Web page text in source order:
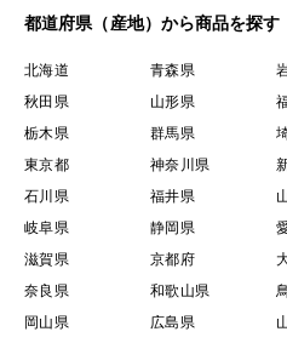
都道府県（産地）から商品を探す
北海道 青森県
秋田県
山形県
栃木県
群馬県
東京都
神奈川県
石川県
福井県
岐阜県
静岡県
滋賀県
京都府
奈良県
和歌山県
岡山県
広島県